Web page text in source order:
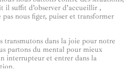
il suffit d’observer d’accueillir ,
pas nous figer, puiser et transformer
transmutons dans la joie pour notre
partons du mental pour mieux
interrupteur et entrer dans la